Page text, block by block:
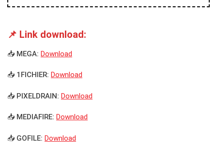
📌 Link download:
📥 MEGA: Download
📥 1FICHIER: Download
📥 PIXELDRAIN: Download
📥 MEDIAFIRE: Download
📥 GOFILE: Download